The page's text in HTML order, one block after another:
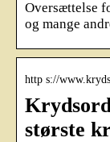
Oversættelse
og mange
http s://
største